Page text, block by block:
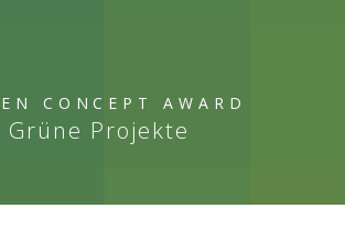
CONCEPT AWARD
Grüne Projekte